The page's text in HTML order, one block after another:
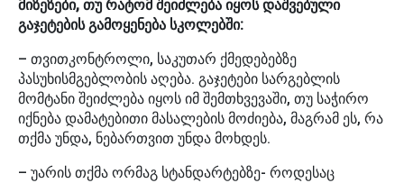
მიზეზები, თუ რატომ შეიძლება იყოს დაშვებული
გაჯეტების გამოყენება სკოლებში:
– თვითკონტროლი, საკუთარ ქმედებებზე
პასუხისმგებლობის აღება. გაჯეტები სარგებლის
მომტანი შეიძლება იყოს იმ შემთხვევაში, თუ საჭირო
იქნება დამატებითი მასალების მოძიება, მაგრამ ეს, რა
თქმა უნდა, ნებართვით უნდა მოხდეს.
– უარის თქმა ორმაგ სტანდარტებზე- როდესაც